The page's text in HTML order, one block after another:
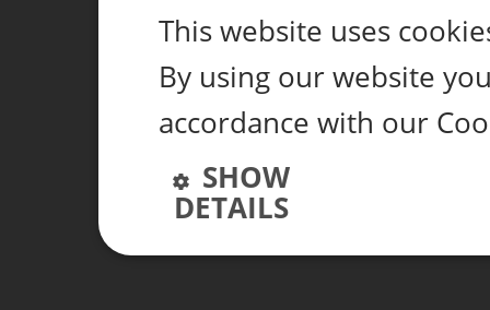
This website uses
By using our website
accordance with our
SHOW
DETAILS